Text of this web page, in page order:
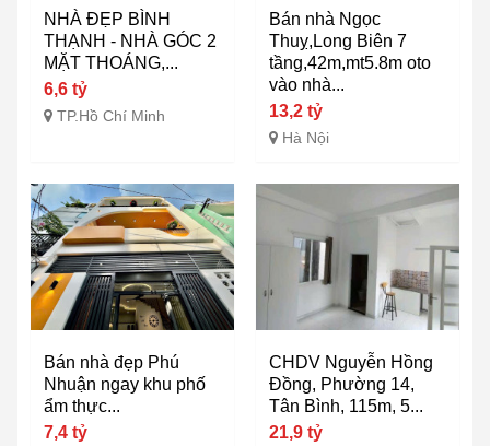
NHÀ ĐẸP BÌNH
THẠNH - NHÀ GÓC 2
MẶT THOÁNG,...
6,6 tỷ
TP.Hồ Chí Minh
Bán nhà Ngọc
Thuỵ,Long Biên 7
tầng,42m,mt5.8m oto
vào nhà...
13,2 tỷ
Hà Nội
Bán nhà đẹp Phú
Nhuận ngay khu phố
ẩm thực...
7,4 tỷ
CHDV Nguyễn Hồng
Đồng, Phường 14,
Tân Bình, 115m, 5...
21,9 tỷ